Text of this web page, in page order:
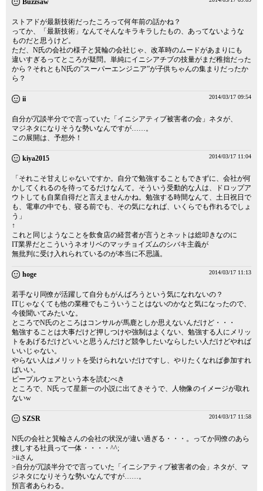
Buzzsaw
ストアドが最新技術だったころって何年前の話かね？
ってか、「最新技術」なんてそんなキラキラしたもの、あってないような
ものだと思うけど。
ただ、N氏の会社の様子と箕輪の会社じゃ、改革時のムードがあまりにも
違いすぎるってところが疑問。単純にイニシアチブの技量がまだ稚拙だった
から？それともN氏の”スーパーエンジニア”が子供ちゃんの集まりだったか
ら？
ii 2014/03/17 09:54
自分が冗談半分でで言っていた「イニシアティブ被害者の会」ネタが、
マジネタになりそうな勢いなんですが……。
この展開は、予想外！
kiya2015 2014/03/17 11:04
「それこそ甘えじゃないですか。自分で勉強することもできずに、会社が何
かしてくれるのを待ってるだけなんて。そういう受動的な人は、ドロップア
ウトしても自業自得だと言えませんかね。勉強する時間なんて、土日祝日で
も、電車の中でも、寝る前でも、その気になれば、いくらでも作れるでしょ
う」
↑
これと同じようなことを飲食店の経営者が言うとネットは総叩きなのに
IT業界だとこういうネオリベのマッチョイズムのシバキ主義が
無批判に受け入れられているのが本当に不思議。
hoge 2014/03/17 11:13
若手なり同僚が活躍して自分もがんばろうという気になれないの？
ITじゃなくても他の業種でもこういうことはないのかなと気になったので、
今後聞いてみたいな。
ところでN氏のところはコンサルが馬鹿としか思えないんだけど・・・
勉強することは大事だけど押しつけや強制はよくない、勉強する人にメリッ
トをあげるだけどいいと思うんだけど競争したいならしたい人だけどやれば
いいじゃない。
やらない人はメリットを受けられないだけですし、やりたくなれば参加すれ
ばいい。
ピープルウェアという本を読むべき
ところで、N氏って星新一の小説に出てきそうで、人物像のイメージが取れ
ないw
SZSR 2014/03/17 11:58
N氏の会社と箕輪さんの会社の状況が違い過ぎる・・・。ってか同僚のあら
捜しする社員って一体・・・・^^;
>iiさん
>自分が冗談半分でで言っていた「イニシアティブ被害者の会」ネタが、マ
ジネタになりそうな勢いなんですが……。
預言者あらわる。